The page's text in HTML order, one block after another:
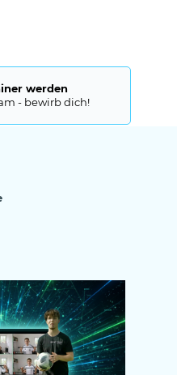
werden
- bewirb dich!